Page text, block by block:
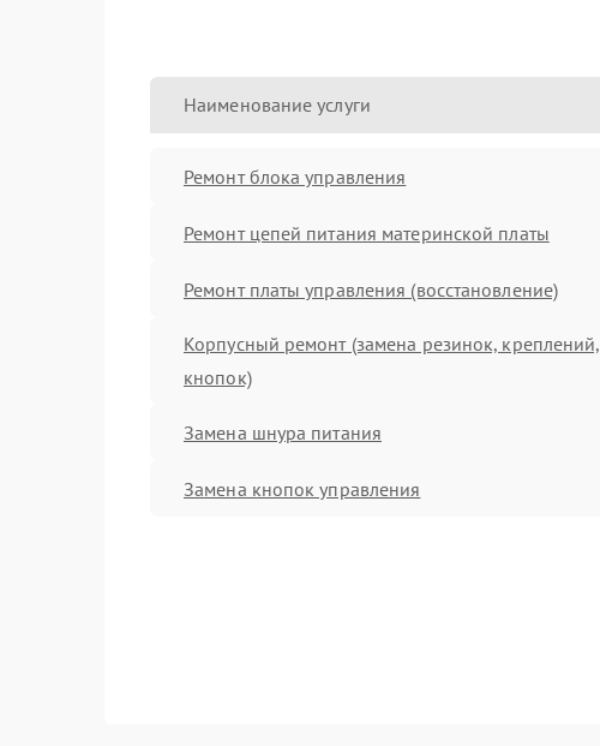
Наименование услуги
Ремонт блока управления
Ремонт цепей питания материнской платы
Ремонт платы управления (восстановление)
Корпусный ремонт (замена резинок, креплений,
кнопок)
Замена шнура питания
Замена кнопок управления